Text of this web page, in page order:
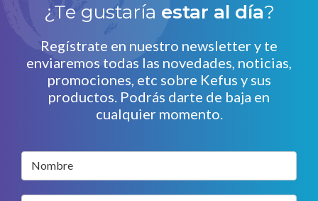
¿Te gustaría estar al día?
Regístrate en nuestro newsletter y te
enviaremos todas las novedades, noticias,
promociones, etc sobre Kefus y sus
productos. Podrás darte de baja en
cualquier momento.
Nombre